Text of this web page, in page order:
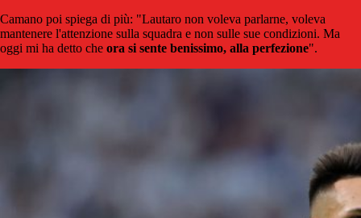
Camano poi spiega di più: "Lautaro non voleva parlarne, voleva
mantenere l'attenzione sulla squadra e non sulle sue condizioni. Ma
oggi mi ha detto che ora si sente benissimo, alla perfezione".